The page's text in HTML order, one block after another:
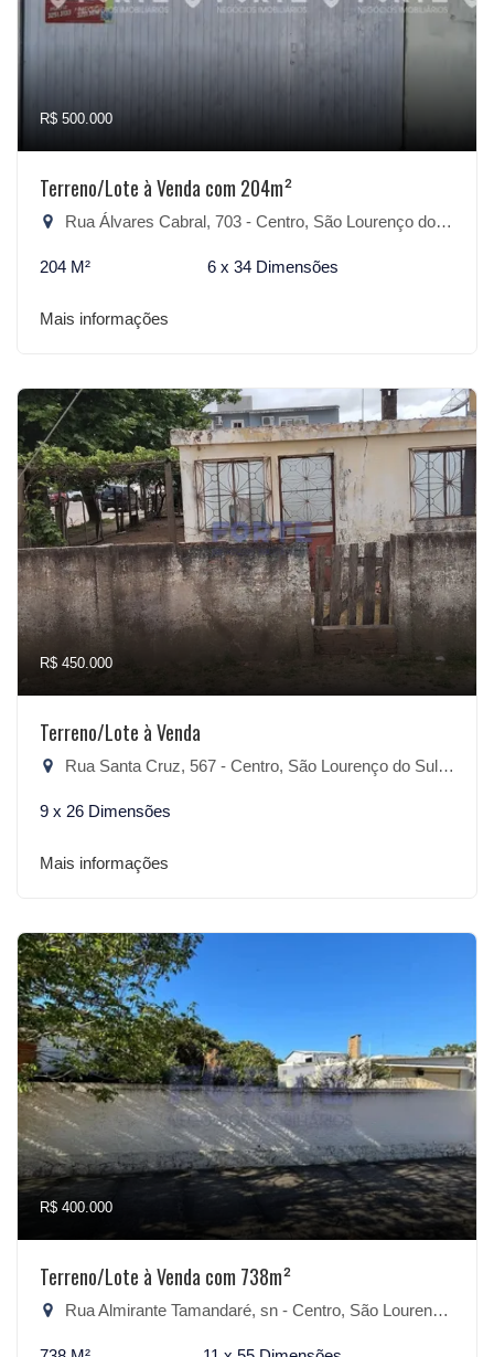
R$ 500.000
Terreno/Lote à Venda com 204m²
Rua Álvares Cabral, 703 - Centro, São Lourenço do Sul-RS
204 M² 6 x 34 Dimensões
Mais informações
R$ 450.000
Terreno/Lote à Venda
Rua Santa Cruz, 567 - Centro, São Lourenço do Sul-RS
9 x 26 Dimensões
Mais informações
R$ 400.000
Terreno/Lote à Venda com 738m²
Rua Almirante Tamandaré, sn - Centro, São Lourenço do Sul-RS